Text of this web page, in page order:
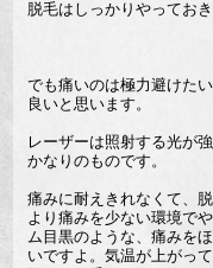
脱毛はしっかりやっておき
でも痛いのは極力避けた
良いと思います。
レーザーは照射する光が
かなりのものです。
痛みに耐えきれなくて、
より痛みを少ない環境で
ム目黒のような、痛みを
いですよ。気温が上がっ